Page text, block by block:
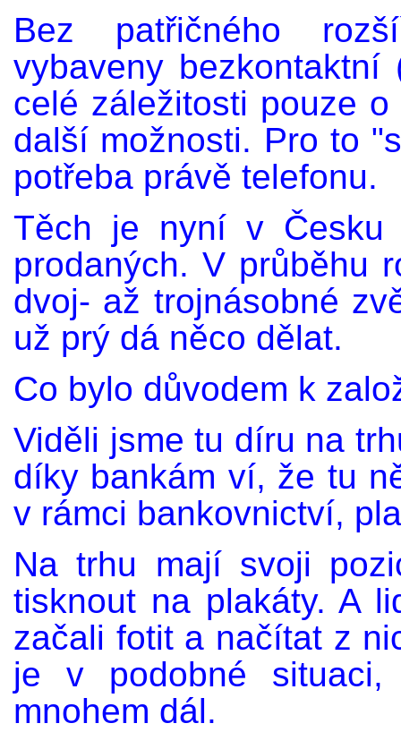
Bez patřičného
vybaveny
celé záležitosti pouze
další možnosti. Pro to
potřeba právě telefonu.
Těch je nyní v
prodaných. V průběhu
dvoj- až trojnásobné
už prý dá něco dělat.
Co bylo důvodem k
Viděli jsme tu díru na
díky bankám ví, že tu
v rámci bankovnictví,
Na trhu mají svoji
tisknout na plakáty. A
začali fotit a načítat z
je v podobné
mnohem dál.